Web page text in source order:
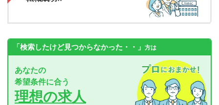
「検索したけど見つからなかった・・」 方は
あなたの
希望条件に合う
理想の求人